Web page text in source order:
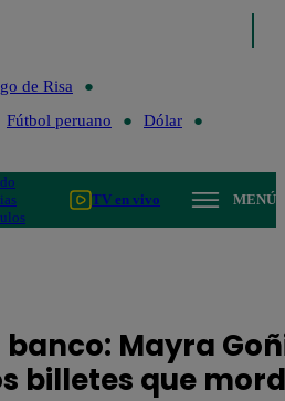
de Risa
Fútbol peruano
Dólar
TV en vivo MENÚ
Mayra
billetes que